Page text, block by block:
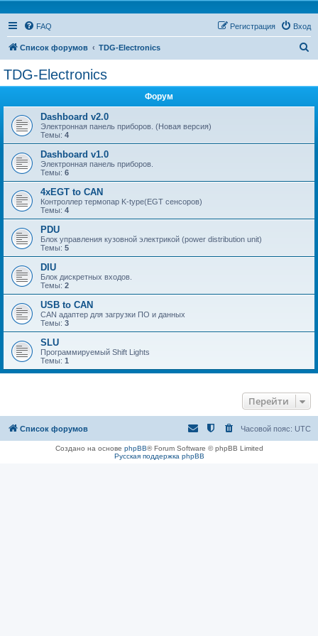
FAQ Вход
Регистрация
Список форумов TDG-Electronics
TDG-Electronics
Форум
Dashboard v2.0
Электронная панель приборов. (Новая версия)
Темы: 4
Dashboard v1.0
Электронная панель приборов.
Темы: 6
4xEGT to CAN
Контроллер термопар K-type(EGT сенсоров)
Темы: 4
PDU
Блок управления кузовной электрикой (power distribution unit)
Темы: 5
DIU
Блок дискретных входов.
Темы: 2
USB to CAN
CAN адаптер для загрузки ПО и данных
Темы: 3
SLU
Программируемый Shift Lights
Темы: 1
Перейти
Список форумов Часовой пояс: UTC
Создано на основе phpBB® Forum Software © phpBB Limited
Русская поддержка phpBB